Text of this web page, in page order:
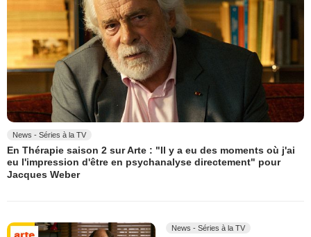
News - Séries à la TV
En Thérapie saison 2 sur Arte : "Il y a eu des moments où j'ai
eu l'impression d'être en psychanalyse directement" pour
Jacques Weber
News - Séries à la TV